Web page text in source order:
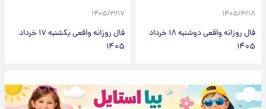
۱۴۰۵/۳/۱۸
فال روزانه واقعی دوشنبه ۱۸ خرداد
۱۴۰۵
۱۴۰۵/۳/۱۷
فال روزانه واقعی یکشنبه ۱۷ خرداد
۱۴۰۵